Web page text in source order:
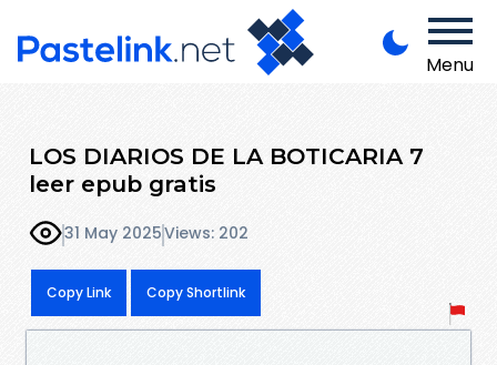
Menu
LOS DIARIOS DE LA BOTICARIA 7
leer epub gratis
31 May 2025Views: 202
Copy Link Copy Shortlink